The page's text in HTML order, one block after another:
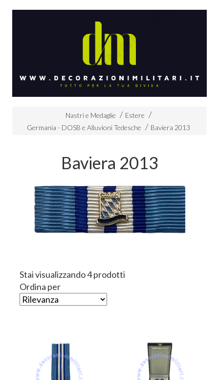
Nastri e Medaglie
Estere
Germania - DOSB e Alluvioni Tedesche
Baviera 2013
Baviera 2013
Stai visualizzando 4 prodotti
Ordina per